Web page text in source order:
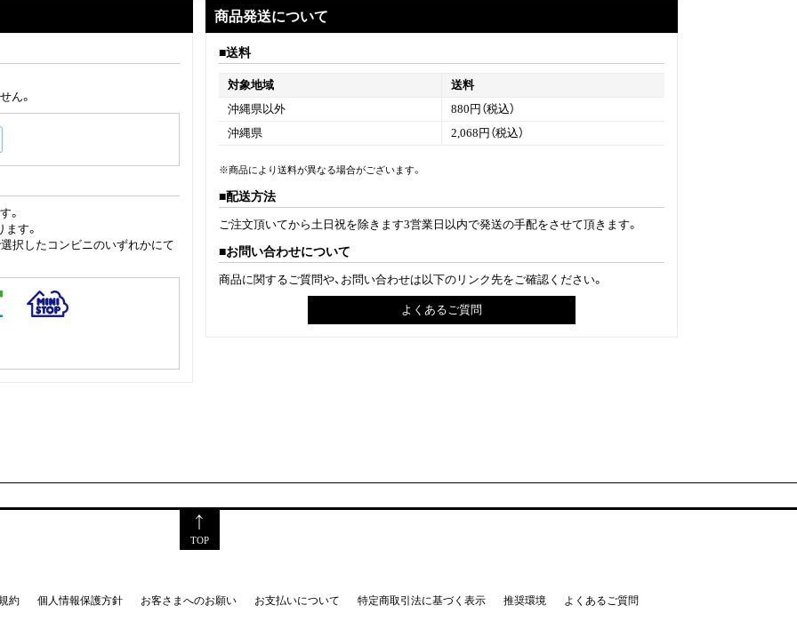
ん。
。
す。
択したコンビニのいずれかにて
商品発送について
送料
対象地域
送料
沖縄県以外
880円（税込）
沖縄県
2,068円（税込）
※商品により送料が異なる場合がございます。
配送方法
ご注文頂いてから土日祝を除きます3営業日以内で発送の手配をさせて頂きます。
お問い合わせについて
商品に関するご質問や、お問い合わせは以下のリンク先をご確認ください。
よくあるご質問
TOP
約 個人情報保護方針 お客さまへのお願い お支払いについて 特定商取引法に基づく表示 推奨環境 よくあるご質問